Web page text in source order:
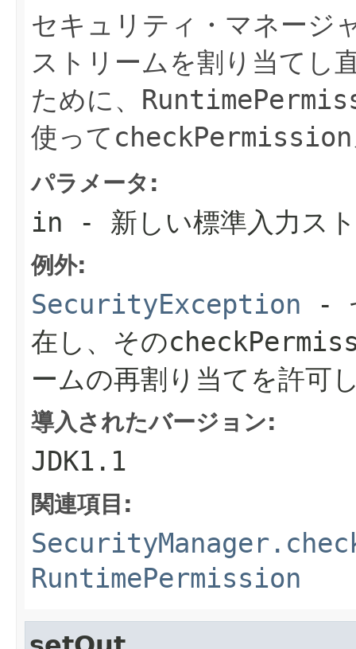
セキュリティ・マネージ
ストリームを割り当てし
ために、
使って checkPermission
パラメータ:
in - 新しい標準入力ス
例外:
SecurityException -
在し、その
ームの再割り当てを許可
導入されたバージョン:
JDK1.1
関連項目:
RuntimePermission